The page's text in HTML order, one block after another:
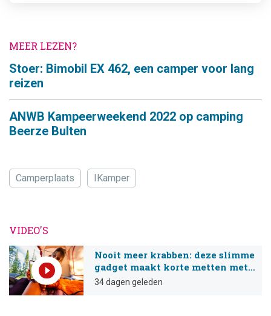
MEER LEZEN?
Stoer: Bimobil EX 462, een camper voor lang
reizen
ANWB Kampeerweekend 2022 op camping
Beerze Bulten
Camperplaats IKamper
VIDEO'S
Nooit meer krabben: deze slimme
gadget maakt korte metten met
muggenbeten
34 dagen geleden